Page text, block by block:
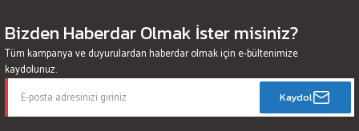
Bizden Haberdar Olmak İster misiniz?
Tüm kampanya ve duyurulardan haberdar olmak için e-bültenimize
kaydolunuz.
Kaydol